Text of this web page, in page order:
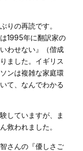
りの再読です。
1995年に翻訳家の
わせない』（偕成
ました。イギリス
ンは複雑な家庭環
て、なんでわかる
していますが、ま
救われました。
さんの『優しさご